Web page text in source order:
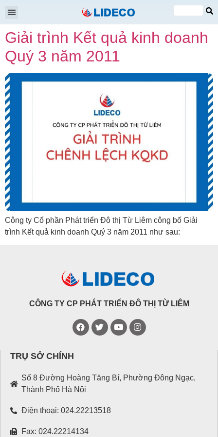
VI
EN
Giải trình Kết quả kinh doanh
Quý 3 năm 2011
Công ty Cổ phần Phát triển Đô thị Từ Liêm công bố Giải
trình Kết quả kinh doanh Quý 3 năm 2011 như sau:
CÔNG TY CP PHÁT TRIỂN ĐÔ THỊ TỪ LIÊM
TRỤ SỞ CHÍNH
Số 8 Đường Hoàng Tăng Bí, Phường Đông Ngạc,
Thành Phố Hà Nội
Điện thoại: 024.22213518
Fax: 024.22214134